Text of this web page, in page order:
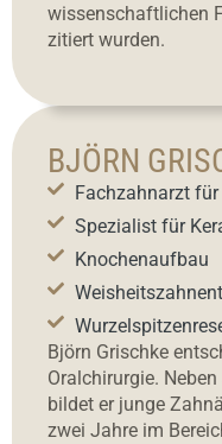
BJÖRN
Fachzahnarzt
Spezialist für
Knochenaufbau
Björn Grischke
Oralchirurgie.
bildet er junge
zwei Jahre im
wissenschaftlichen
zitiert wurden.